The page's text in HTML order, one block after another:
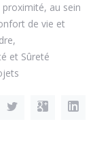
au sein
de vie et
et Sûreté